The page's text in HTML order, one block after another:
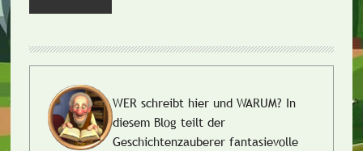
WER schreibt hier und WARUM? In
diesem Blog teilt der
Geschichtenzauberer fantasievolle